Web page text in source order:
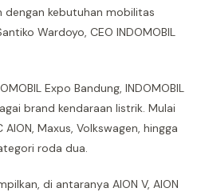
dengan kebutuhan mobilitas
Wardoyo, CEO INDOMOBIL
Expo Bandung, INDOMOBIL
brand kendaraan listrik. Mulai
Maxus, Volkswagen, hingga
roda dua.
di antaranya AION V, AION